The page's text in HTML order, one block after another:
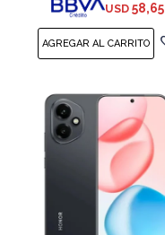
USD 58,65
COMPARAR